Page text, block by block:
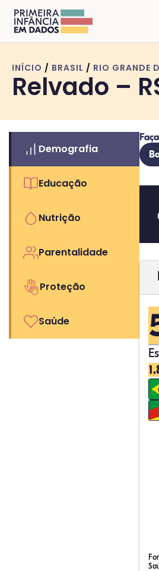
INÍCIO / BRASIL / RIO GRANDE
Relvado –
Demografia
Educação
Nutrição
Parentalidade
Proteção
Saúde